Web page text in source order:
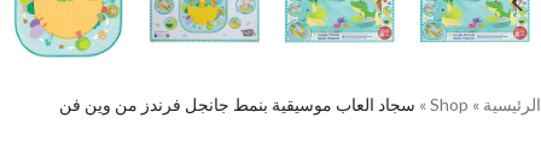
الرئيسية »
Shop
» سجاد العاب موسيقية بنمط جانجل فرندز من وين فن